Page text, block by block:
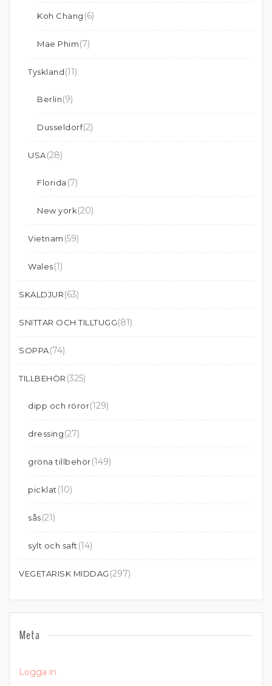
Koh Chang (6)
Mae Phim(7)
Tyskland(11)
Berlin(9)
Dusseldorf(2)
USA(28)
Florida (7)
New york(20)
Vietnam (59)
Wales(1)
SKALDJUR(63)
SNITTAR OCH TILLTUGG(81)
SOPPA(74)
TILLBEHÖR (325)
dipp och röror(129)
dressing(27)
gröna tillbehör(149)
picklat (10)
sås(21)
sylt och saft (14)
VEGETARISK MIDDAG (297)
Meta
Logga in